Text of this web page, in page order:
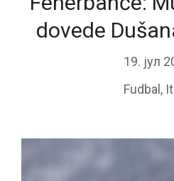
dovede
19. јул
Fudbal ,